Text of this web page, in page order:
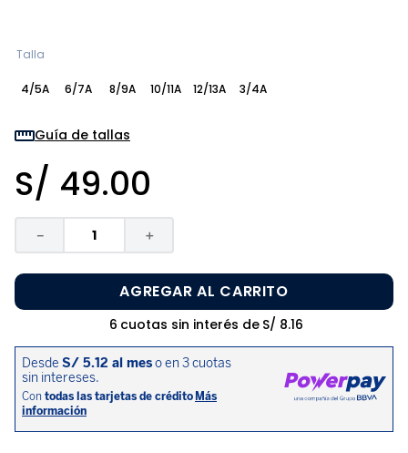
Talla
4/5A 6/7A 8/9A 10/11A 12/13A 3/4A
Guía de tallas
S/ 49.00
＋
－
AGREGAR AL CARRITO
6 cuotas sin interés de S/ 8.16
zapatos niña
10. disney